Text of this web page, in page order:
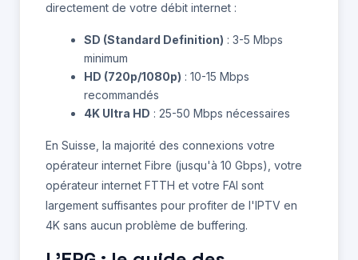
directement de votre débit internet :
SD (Standard Definition) : 3-5 Mbps
minimum
HD (720p/1080p) : 10-15 Mbps
recommandés
4K Ultra HD : 25-50 Mbps nécessaires
En Suisse, la majorité des connexions votre
opérateur internet Fibre (jusqu'à 10 Gbps), votre
opérateur internet FTTH et votre FAI sont
largement suffisantes pour profiter de l'IPTV en
4K sans aucun problème de buffering.